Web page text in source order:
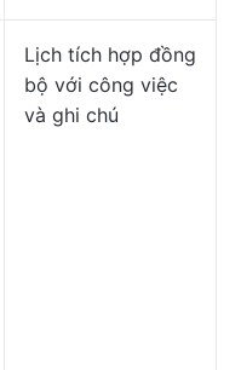
Lịch tích hợp đồng
bộ với công việc
và ghi chú